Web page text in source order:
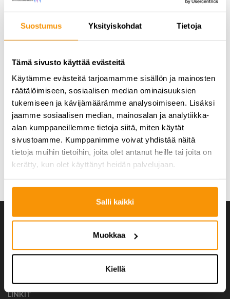
Suostumus Yksityiskohdat Tietoja
Tämä sivusto käyttää evästeitä
Käytämme evästeitä tarjoamamme sisällön ja mainosten
räätälöimiseen, sosiaalisen median ominaisuuksien
tukemiseen ja kävijämäärämme analysoimiseen. Lisäksi
jaamme sosiaalisen median, mainosalan ja analytiikka-
alan kumppaneillemme tietoja siitä, miten käytät
sivustoamme. Kumppanimme voivat yhdistää näitä
tietoja muihin tietoihin, joita olet antanut heille tai joita on
kerätty, kun olet käyttänyt heidän palvelujaan.
Salli kaikki
Muokkaa
Kiellä
tiedotuksesta. Monet toimijoista ovat tehneet jo päätöksiä
keskeytyksistä.
Kuntosalin,kiipeilykeskuksen
keilahallin
käytännöissä on paljon rajoituksia, joista lisätiedot löytyvät
Haluamme mahdollistaa urheiluseuroille
striimausmahdollisuuden korvaavan harjoittelun
järjestämiseksi. Henkilökuntamme avustaa tarvittaessa
tilojen valmistelussa ja urheilukeskuksen striimauskalusto on
urheiluseurojen saatavilla.
Painotamme voimakkaasti, että kaikkien tiloissa
liikkuvien on käytettävä maskia ja huolehdittava
tarkasti hygieniatoimista.
LINKIT